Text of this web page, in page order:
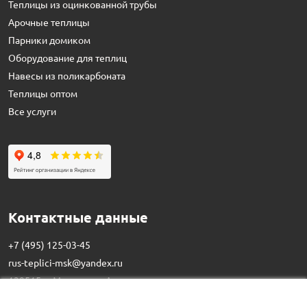
Теплицы из оцинкованной трубы
Арочные теплицы
Парники домиком
Оборудование для теплиц
Навесы из поликарбоната
Теплицы оптом
Все услуги
Контактные данные
+7 (495) 125-03-45
rus-teplici-msk@yandex.ru
129515,г. Москва,ул. Академика